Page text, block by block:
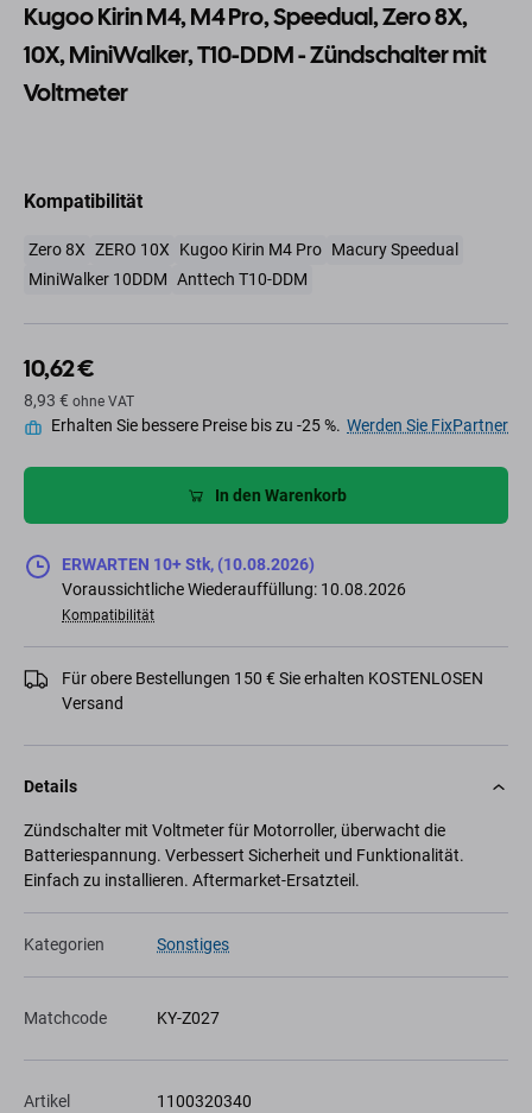
Kugoo Kirin M4, M4 Pro, Speedual, Zero 8X,
10X, MiniWalker, T10-DDM - Zündschalter mit
Voltmeter
Kompatibilität
Zero 8X ZERO 10X Kugoo Kirin M4 Pro Macury Speedual
MiniWalker 10DDM Anttech T10-DDM
10,62 €
8,93 € ohne VAT
Erhalten Sie bessere Preise bis zu -25 %. Werden Sie FixPartner
In den Warenkorb
ERWARTEN 10+ Stk, (10.08.2026)
Voraussichtliche Wiederauffüllung: 10.08.2026
Kompatibilität
Für obere Bestellungen 150 € Sie erhalten KOSTENLOSEN
Versand
Details
Zündschalter mit Voltmeter für Motorroller, überwacht die
Batteriespannung. Verbessert Sicherheit und Funktionalität.
Einfach zu installieren. Aftermarket-Ersatzteil.
Kategorien Sonstiges
Matchcode KY-Z027
Artikel 1100320340